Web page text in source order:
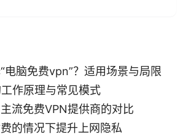
电脑免费vpn”？适用场景与局限
作原理与常见模式
流免费VPN提供商的对比
的情况下提升上网隐私